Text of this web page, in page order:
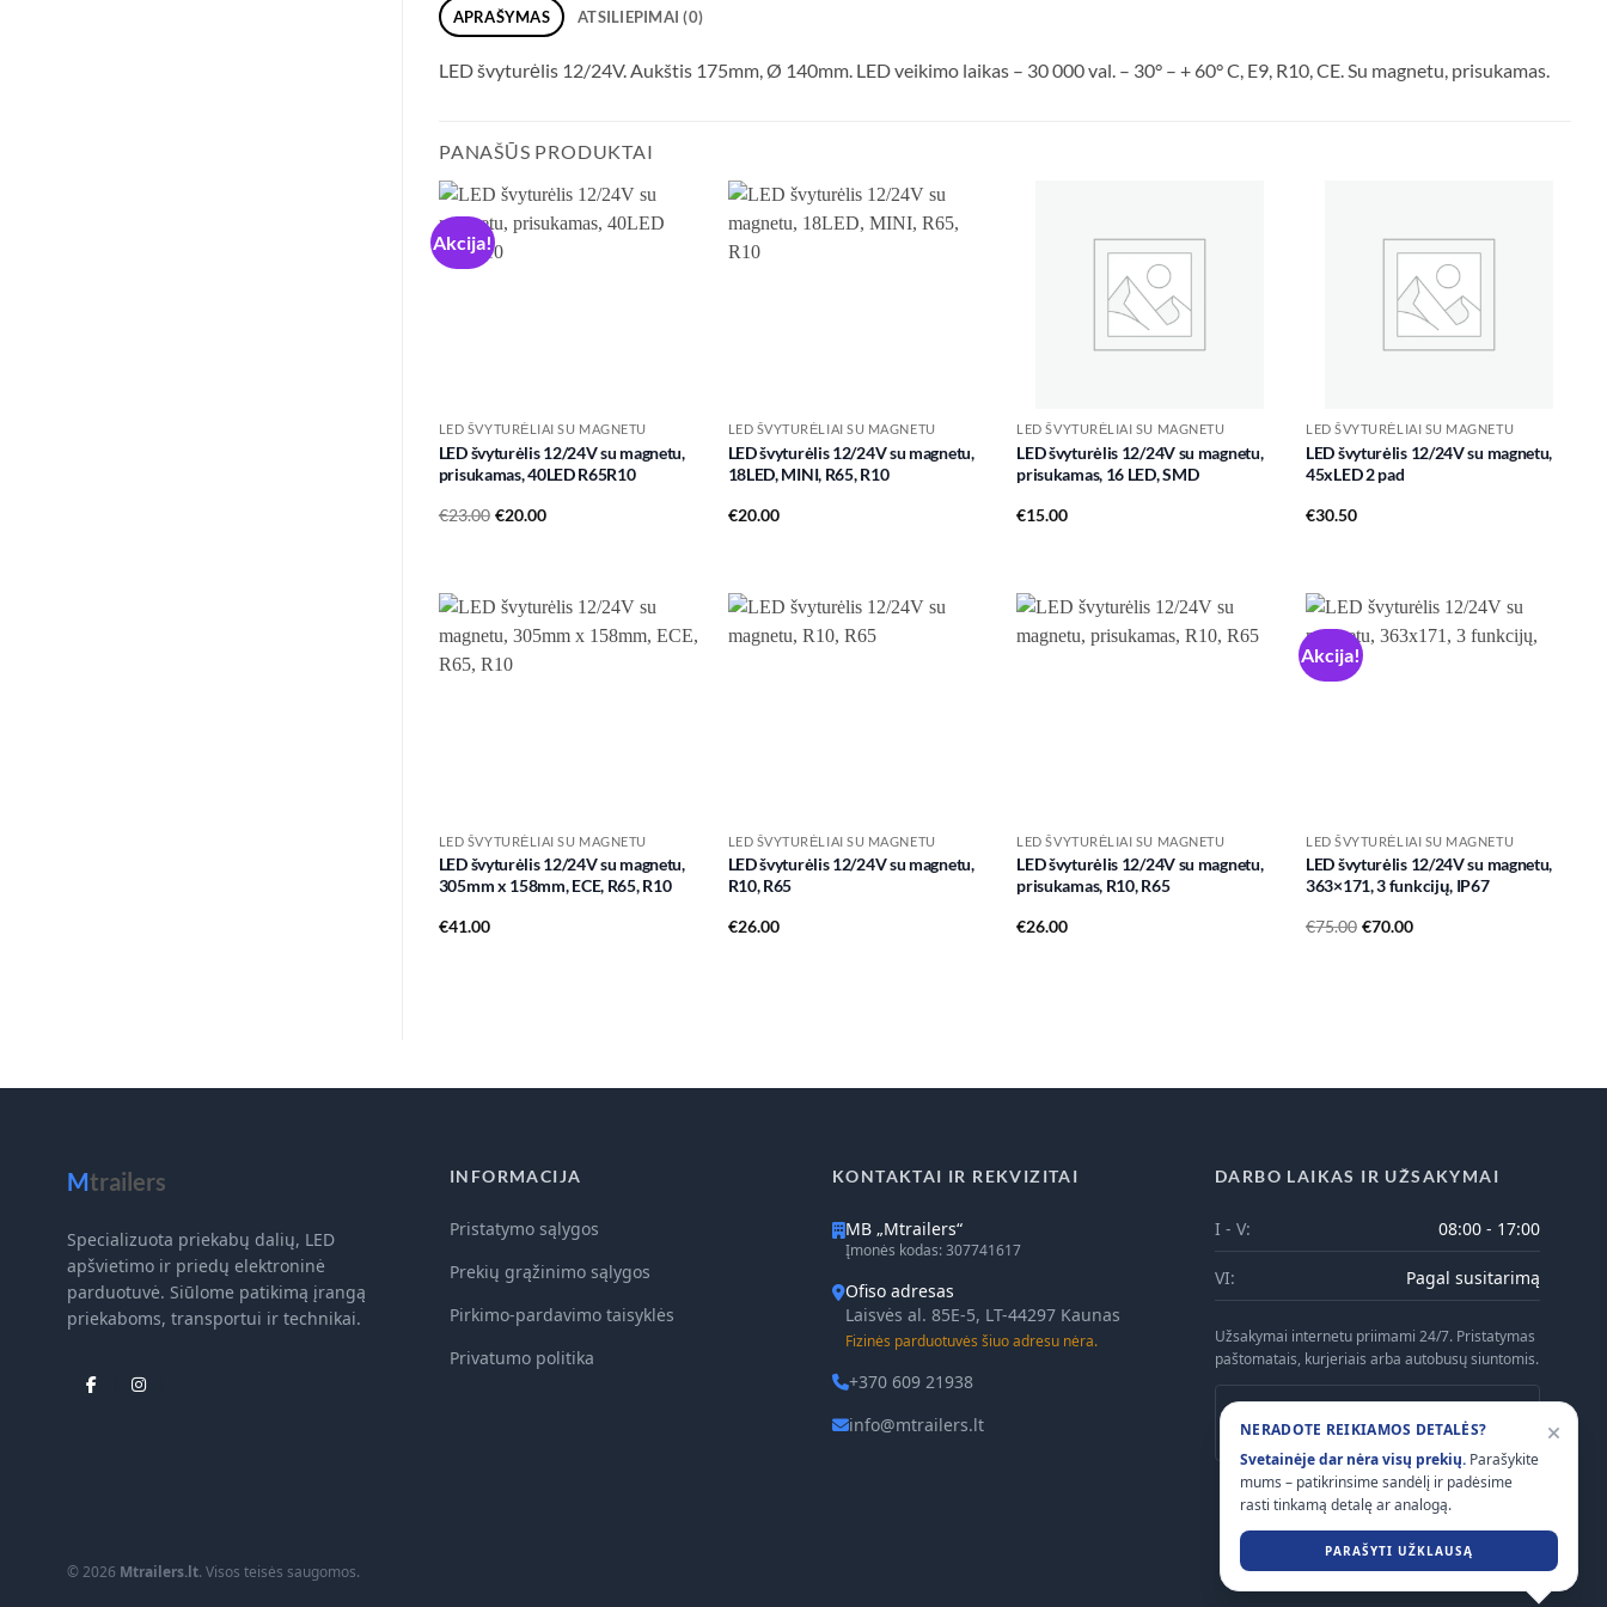
APRAŠYMAS ATSILIEPIMAI (0)
LED švyturėlis 12/24V. Aukštis 175mm, Ø 140mm. LED veikimo laikas – 30 000 val. – 30° – + 60° C, E9, R10, CE. Su magnetu, prisukamas.
PANAŠŪS PRODUKTAI
Akcija!
LED ŠVYTURĖLIAI SU MAGNETU
LED švyturėlis 12/24V su magnetu,
prisukamas, 40LED R65R10
€23.00
Original€20.00
Current
LED ŠVYTURĖLIAI SU MAGNETU
LED švyturėlis 12/24V su magnetu,
18LED, MINI, R65, R10
€20.00
LED ŠVYTURĖLIAI SU MAGNETU
LED švyturėlis 12/24V su magnetu,
prisukamas, 16 LED, SMD
€15.00
LED ŠVYTURĖLIAI SU MAGNETU
LED švyturėlis 12/24V su magnetu,
45xLED 2 pad
€30.50
LED ŠVYTURĖLIAI SU MAGNETU
LED švyturėlis 12/24V su magnetu,
305mm x 158mm, ECE, R65, R10
€41.00
LED ŠVYTURĖLIAI SU MAGNETU
LED švyturėlis 12/24V su magnetu,
R10, R65
€26.00
LED ŠVYTURĖLIAI SU MAGNETU
LED švyturėlis 12/24V su magnetu,
prisukamas, R10, R65
€26.00
Akcija!
LED ŠVYTURĖLIAI SU MAGNETU
LED švyturėlis 12/24V su magnetu,
363×171, 3 funkcijų, IP67
€75.00
Original€70.00
Current
Mtrailers
Specializuota priekabų dalių, LED
apšvietimo ir priedų elektroninė
parduotuvė. Siūlome patikimą įrangą
priekaboms, transportui ir technikai.
INFORMACIJA
Pristatymo sąlygos
Prekių grąžinimo sąlygos
Pirkimo-pardavimo taisyklės
Privatumo politika
KONTAKTAI IR REKVIZITAI
MB „Mtrailers“
Įmonės kodas: 307741617
Ofiso adresas
Laisvės al. 85E-5, LT-44297 Kaunas
Fizinės parduotuvės šiuo adresu nėra.
+370 609 21938
info@mtrailers.lt
DARBO LAIKAS IR UŽSAKYMAI
I - V: 08:00 - 17:00
VI: Pagal susitarimą
Užsakymai internetu priimami 24/7. Pristatymas
paštomatais, kurjeriais arba autobusų siuntomis.
suderinus laiką telefonu.
© 2026 Mtrailers.lt. Visos teisės saugomos.
NERADOTE REIKIAMOS DETALĖS?
Svetainėje dar nėra visų prekių. Parašykite
mums – patikrinsime sandėlį ir padėsime
rasti tinkamą detalę ar analogą.
PARAŠYTI UŽKLAUSĄ